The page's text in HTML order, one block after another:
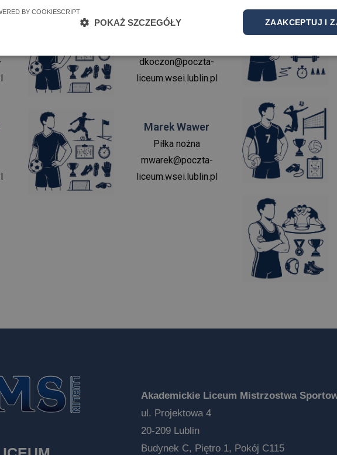
DanielKoczon
dkoczon@poczta-
liceum.wsei.lublin.pl
MarekWawer
Piłka nożna
mwarek@poczta-
liceum.wsei.lublin.pl
Akademickie Liceum Mistrzostwa
ul. Projektowa 4
20-209 Lublin
Budynek C, Piętro 1, Pokój C115
ZAAKCEPTUJ I
POKAŻ SZCZEGÓŁY
BY COOKIESCRIPT